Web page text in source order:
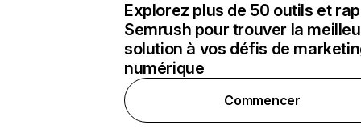
Explorez plus de 50 outils et
Semrush pour trouver la
solution à vos défis de
numérique
Commencer